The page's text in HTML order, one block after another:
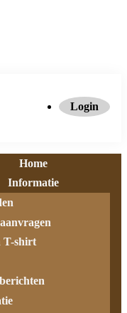
Login
Home
Informatie
T-shirt